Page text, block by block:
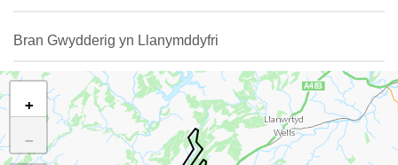
Bran Gwydderig yn Llanymddyfri
+
−